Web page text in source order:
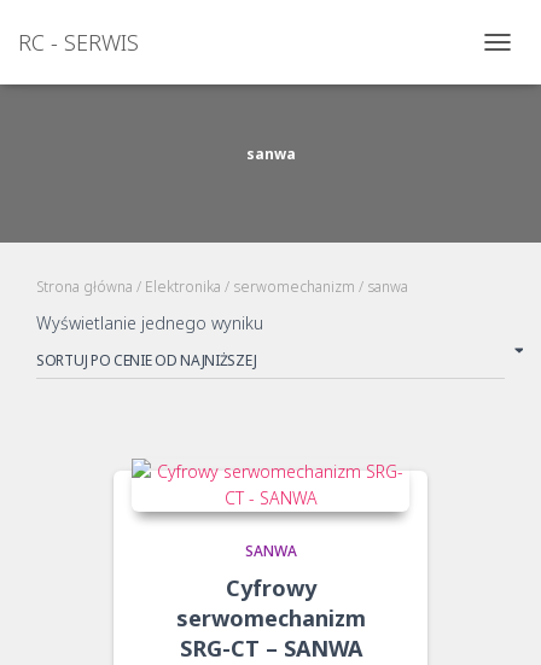
RC - SERWIS
sanwa
Strona główna / Elektronika / serwomechanizm / sanwa
Wyświetlanie jednego wyniku
SANWA
Cyfrowy
serwomechanizm
SRG-CT – SANWA